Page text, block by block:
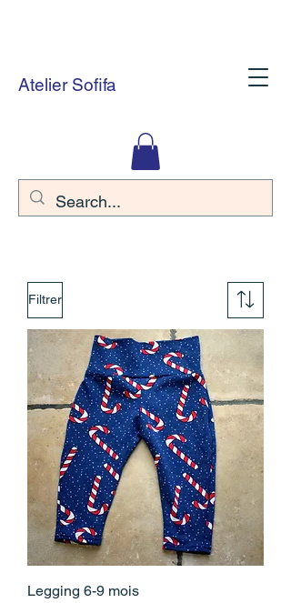
Atelier Sofifa
Filtrer
Legging 6-9 mois